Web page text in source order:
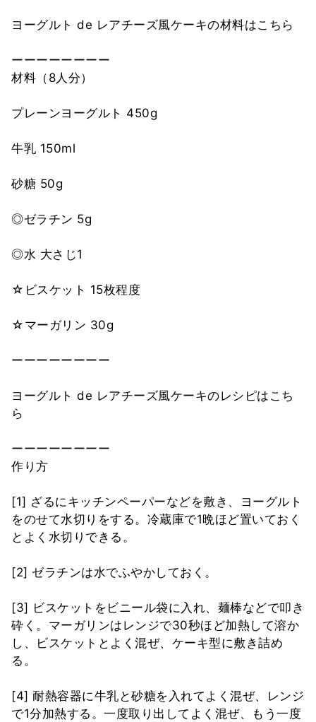
ヨーグルト de レアチーズ風ケーキの材料はこちら
ーーーーーーーー
材料（8人分）
プレーンヨーグルト 450g
牛乳 150ml
砂糖 50g
◎ゼラチン 5g
◎水 大さじ1
☆ビスケット 15枚程度
☆マーガリン 30g
ーーーーーーーー
ヨーグルト de レアチーズ風ケーキのレシピはこち
ら
ーーーーーーーー
作り方
[1] ざるにキッチンペーパーなどを敷き、ヨーグルト
をのせて水切りをする。冷蔵庫で1晩ほど置いておく
とよく水切りできる。
[2] ゼラチンは水でふやかしておく。
[3] ビスケットをビニール袋に入れ、麺棒などで叩き
砕く。マーガリンはレンジで30秒ほど加熱して溶か
し、ビスケットとよく混ぜ、ケーキ型に敷き詰め
る。
[4] 耐熱容器に牛乳と砂糖を入れてよく混ぜ、レンジ
で1分加熱する。一度取り出してよく混ぜ、もう一度